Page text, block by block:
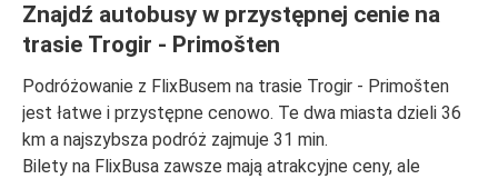
Znajdź autobusy w przystępnej cenie na
trasie Trogir - Primošten
Podróżowanie z FlixBusem na trasie Trogir - Primošten
jest łatwe i przystępne cenowo. Te dwa miasta dzieli 36
km a najszybsza podróż zajmuje 31 min.
Bilety na FlixBusa zawsze mają atrakcyjne ceny, ale